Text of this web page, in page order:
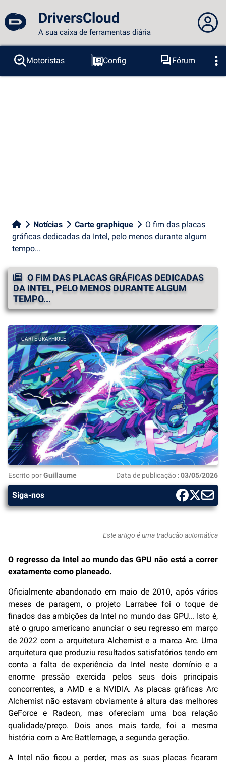
DriversCloud
A sua caixa de ferramentas diária
Você não está logado...
Acesso ao site
Motoristas Config
Fórum
Sondas
BSOD Ferramentas
Notícias Carte graphique
O fim das placas
gráficas dedicadas da Intel, pelo menos durante algum
tempo...
O FIM DAS PLACAS GRÁFICAS DEDICADAS
DA INTEL, PELO MENOS DURANTE ALGUM
TEMPO...
CARTE GRAPHIQUE
Escrito porGuillaume Data de publicação :03/05/2026
Siga-nos
Este artigo é uma tradução automática
O regresso da Intel ao mundo das GPU não está a correr
exatamente como planeado.
Oficialmente abandonado em maio de 2010, após vários
meses de paragem, o projeto Larrabee foi o toque de
finados das ambições da Intel no mundo das GPU... Isto é,
até o grupo americano anunciar o seu regresso em março
de 2022 com a arquitetura Alchemist e a marca Arc. Uma
arquitetura que produziu resultados satisfatórios tendo em
conta a falta de experiência da Intel neste domínio e a
enorme pressão exercida pelos seus dois principais
concorrentes, a AMD e a NVIDIA. As placas gráficas Arc
Alchemist não estavam obviamente à altura das melhores
GeForce e Radeon, mas ofereciam uma boa relação
qualidade/preço. Dois anos mais tarde, foi a mesma
história com a Arc Battlemage, a segunda geração.
A Intel não ficou a perder, mas as suas placas ficaram